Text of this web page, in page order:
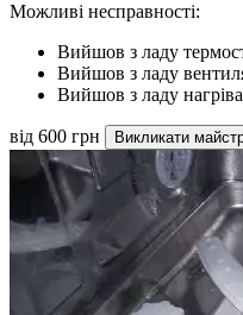
Можливі несправності:
Вийшов з ладу
Вийшов з ладу
Вийшов з ладу
від 600 грн Викликати